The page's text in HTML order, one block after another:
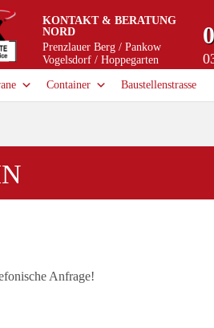
KONTAKT & BERATUNG
NORD
Prenzlauer Berg / Pankow
Vogelsdorf / Hoppegarten
Container Baustellenstrasse
Anfrage!